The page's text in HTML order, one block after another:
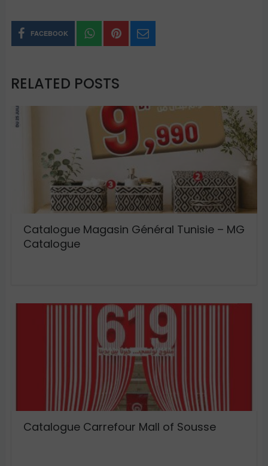
FACEBOOK
RELATED POSTS
Catalogue Magasin Général Tunisie – MG
Catalogue
Catalogue Carrefour Mall of Sousse